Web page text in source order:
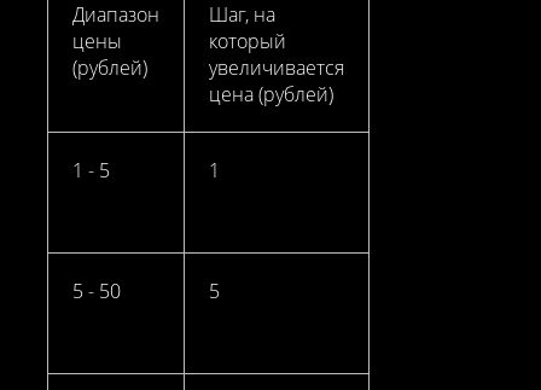
Диапазон
цены
(рублей)
Шаг, на
который
увеличивается
цена (рублей)
1 - 5 1
5 - 50 5